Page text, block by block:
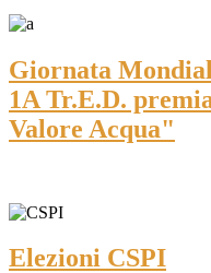
Giornata
1A Tr.E.D.
Valore Acqua"
Elezioni CSPI